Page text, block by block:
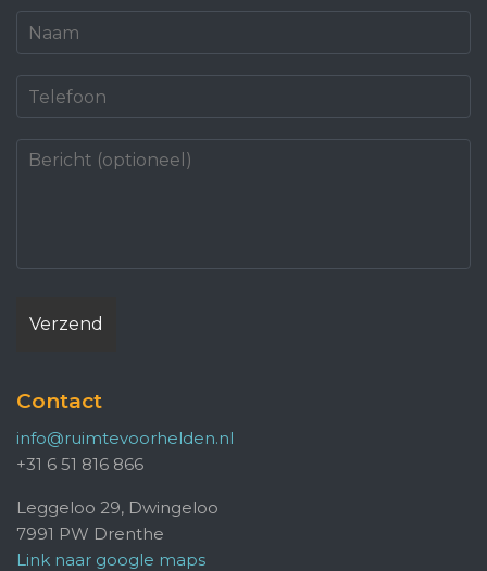
Contact
info@ruimtevoorhelden.nl
+31 6 51 816 866
Leggeloo 29, Dwingeloo
7991 PW Drenthe
Link naar google maps